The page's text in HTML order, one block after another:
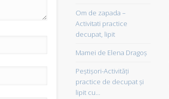
Om de zapada –
Activitati practice
decupat, lipit
Mamei de Elena Dragoş
Peştişori-Activităţi
practice de decupat şi
lipit cu…